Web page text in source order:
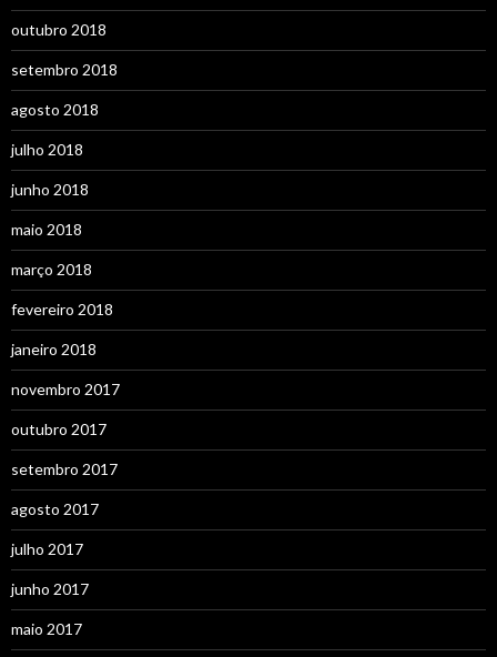
outubro 2018
setembro 2018
agosto 2018
julho 2018
junho 2018
maio 2018
março 2018
fevereiro 2018
janeiro 2018
novembro 2017
outubro 2017
setembro 2017
agosto 2017
julho 2017
junho 2017
maio 2017